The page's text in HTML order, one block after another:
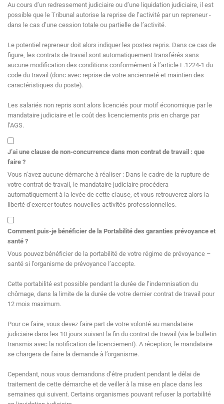
Au cours d’un redressement judiciaire ou d’une liquidation judiciaire, il est
possible que le Tribunal autorise la reprise de l’activité par un repreneur -
dans le cas d’une cession totale ou partielle de l’activité.
Le potentiel repreneur doit alors indiquer les postes repris. Dans ce cas de
figure, les contrats de travail sont automatiquement transférés sans
aucune modification des conditions conformément à l’article L.1224-1 du
code du travail (donc avec reprise de votre ancienneté et maintien des
caractéristiques du poste).
Les salariés non repris sont alors licenciés pour motif économique par le
mandataire judiciaire et le coût des licenciements pris en charge par
l’AGS.
J’ai une clause de non-concurrence dans mon contrat de travail : que
faire ?
Vous n’avez aucune démarche à réaliser : Dans le cadre de la rupture de
votre contrat de travail, le mandataire judiciaire procédera
automatiquement à la levée de cette clause, et vous retrouverez alors la
liberté d’exercer toutes nouvelles activités professionnelles.
Comment puis-je bénéficier de la Portabilité des garanties prévoyance et
santé ?
Vous pouvez bénéficier de la portabilité de votre régime de prévoyance –
santé si l’organisme de prévoyance l’accepte.
Cette portabilité est possible pendant la durée de l’indemnisation du
chômage, dans la limite de la durée de votre dernier contrat de travail pour
12 mois maximum.
Pour ce faire, vous devez faire part de votre volonté au mandataire
judiciaire dans les 10 jours suivant la fin du contrat de travail (via le bulletin
transmis avec la notification de licenciement). A réception, le mandataire
se chargera de faire la demande à l’organisme.
Cependant, nous vous demandons d’être prudent pendant le délai de
traitement de cette démarche et de veiller à la mise en place dans les
semaines qui suivent. Certains organismes pouvant refuser la portabilité